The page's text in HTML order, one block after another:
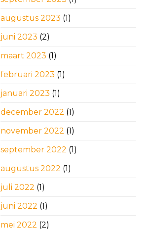
augustus 2023 (1)
juni 2023 (2)
maart 2023 (1)
februari 2023 (1)
januari 2023 (1)
december 2022 (1)
november 2022 (1)
september 2022 (1)
augustus 2022 (1)
juli 2022 (1)
juni 2022 (1)
mei 2022 (2)